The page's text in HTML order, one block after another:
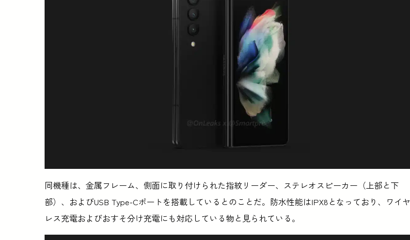
同機種は、金属フレーム、側面に取り付けられた指紋リーダー、ステレオスピーカー（上部と下
部）、およびUSB Type-Cポートを搭載しているとのことだ。防水性能はIPX8となっており、ワイヤ
レス充電およびおすそ分け充電にも対応している物と見られている。